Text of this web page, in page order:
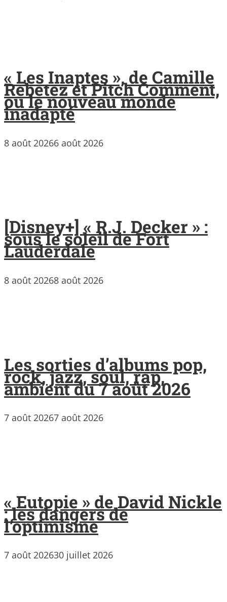
« Les Inaptes », de Camille
Rebetez et Pitch Comment,
ou le nouveau monde
inadapté
8 août 20266 août 2026
[Disney+] « R.J. Decker » :
sous le soleil de Fort
Lauderdale
8 août 20268 août 2026
Les sorties d’albums pop,
rock, jazz, soul, rap,
ambient du 7 août 2026
7 août 20267 août 2026
« Eutopie » de David Nickle
: les dangers de
l’optimisme
7 août 202630 juillet 2026